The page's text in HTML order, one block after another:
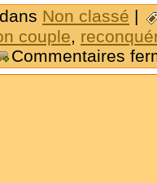
Non classé |
couple,
Commentaires